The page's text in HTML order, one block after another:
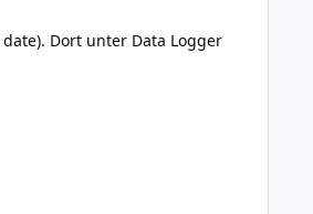
Dort unter Data Logger